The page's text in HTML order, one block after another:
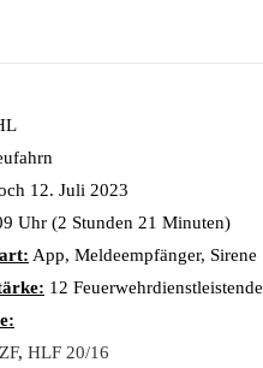
12. Juli 2023
Uhr (2 Stunden 21 Minuten)
App, Meldeempfänger, Sirene
12 Feuerwehrdienstleistende
, HLF 20/16